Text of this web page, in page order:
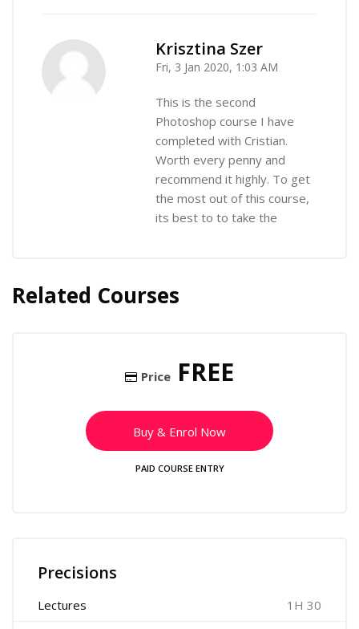
Krisztina Szer
Fri, 3 Jan 2020, 1:03 AM
This is the second
Photoshop course I have
completed with Cristian.
Worth every penny and
recommend it highly. To get
the most out of this course,
its best to to take the
Skip [Cocoon] Related courses
Related Courses
Price FREE
Buy & Enrol Now
PAID COURSE ENTRY
Precisions
Lectures 1H 30